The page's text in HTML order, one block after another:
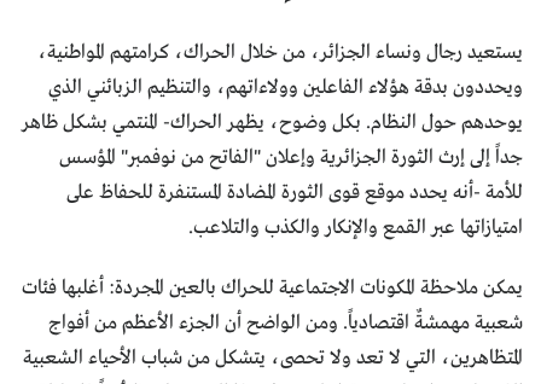
يستعيد رجال ونساء الجزائر، من خلال الحراك، كرامتهم المواطنية،
ويحددون بدقة هؤلاء الفاعلين وولاءاتهم، والتنظيم الزبائني الذي
يوحدهم حول النظام. بكل وضوح، يظهر الحراك- المنتمي بشكل ظاهر
جداً إلى إرث الثورة الجزائرية وإعلان "الفاتح من نوفمبر" المؤسس
للأمة -أنه يحدد موقع قوى الثورة المضادة المستنفرة للحفاظ على
امتيازاتها عبر القمع والإنكار والكذب والتلاعب.
يمكن ملاحظة المكونات الاجتماعية للحراك بالعين المجردة: أغلبها فئات
شعبية مهمشةٌ اقتصادياً. ومن الواضح أن الجزء الأعظم من أفواج
المتظاهرين، التي لا تعد ولا تحصى، يتشكل من شباب الأحياء الشعبية